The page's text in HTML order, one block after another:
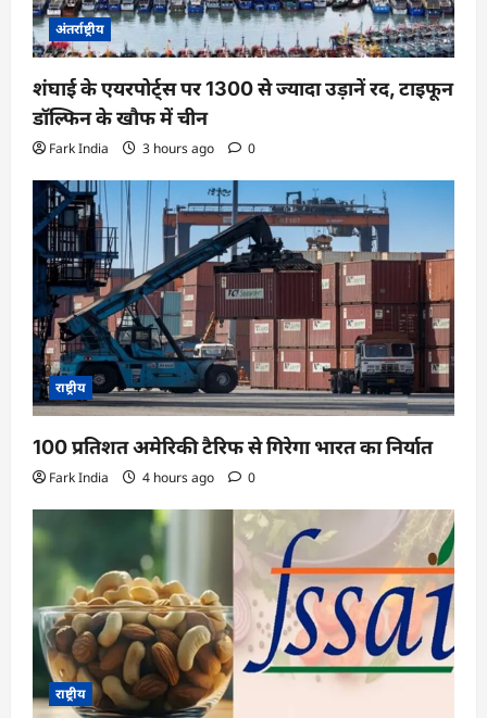
अंतर्राष्ट्रीय
शंघाई के एयरपोर्ट्स पर 1300 से ज्यादा उड़ानें रद, टाइफून
डॉल्फिन के खौफ में चीन
Fark India 3 hours ago 0
राष्ट्रीय
100 प्रतिशत अमेरिकी टैरिफ से गिरेगा भारत का निर्यात
Fark India 4 hours ago 0
राष्ट्रीय